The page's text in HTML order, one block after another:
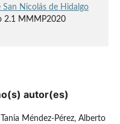
Nicolás de Hidalgo
2.1 MMMP2020
autor(es)
Méndez-Pérez, Alberto